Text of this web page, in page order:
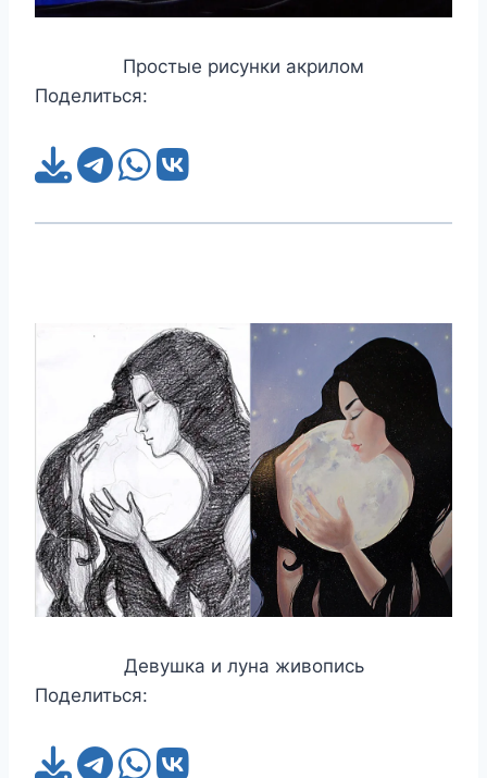
Простые рисунки акрилом
Поделиться:
Девушка и луна живопись
Поделиться: